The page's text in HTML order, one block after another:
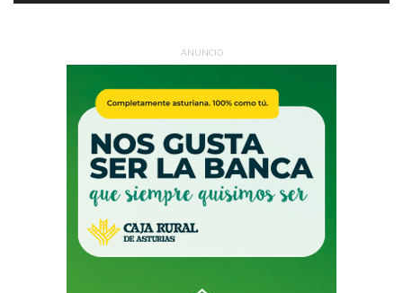
ANUNCIO